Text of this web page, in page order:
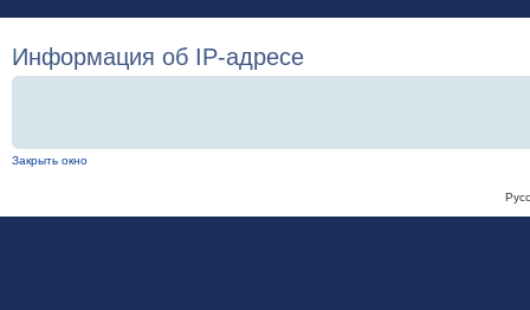
Информация об IP-адресе
Закрыть окно